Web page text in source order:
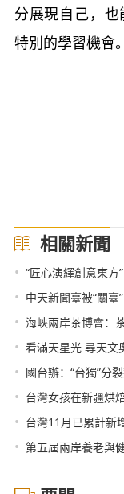
分展現自己，
特別的學習機會
相關新聞
• “匠心演繹創意東
• 中天新聞臺被“關
• 海峽兩岸茶博會：
• 看滿天星光 尋天
• 國台辦：“台獨”分
• 台灣女孩在新疆烘
• 台灣11月已累計新
• 第五屆兩岸養老與